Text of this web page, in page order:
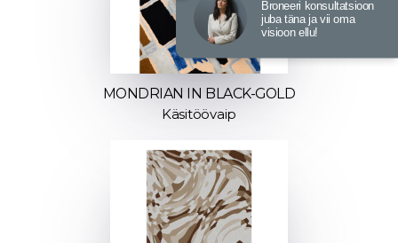
MONDRIAN IN BLACK-GOLD
Käsitöövaip
Broneeri konsultatsioon
juba täna ja vii oma
visioon ellu!